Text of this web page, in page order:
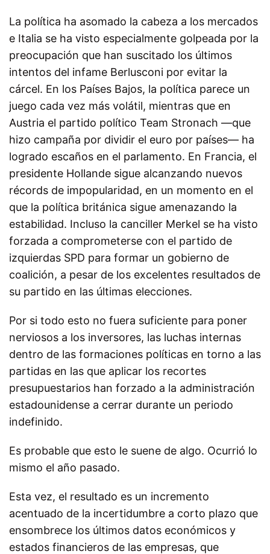
La política ha asomado la cabeza a los mercados
e Italia se ha visto especialmente golpeada por la
preocupación que han suscitado los últimos
intentos del infame Berlusconi por evitar la
cárcel. En los Países Bajos, la política parece un
juego cada vez más volátil, mientras que en
Austria el partido político Team Stronach —que
hizo campaña por dividir el euro por países— ha
logrado escaños en el parlamento. En Francia, el
presidente Hollande sigue alcanzando nuevos
récords de impopularidad, en un momento en el
que la política británica sigue amenazando la
estabilidad. Incluso la canciller Merkel se ha visto
forzada a comprometerse con el partido de
izquierdas SPD para formar un gobierno de
coalición, a pesar de los excelentes resultados de
su partido en las últimas elecciones.
Por si todo esto no fuera suficiente para poner
nerviosos a los inversores, las luchas internas
dentro de las formaciones políticas en torno a las
partidas en las que aplicar los recortes
presupuestarios han forzado a la administración
estadounidense a cerrar durante un periodo
indefinido.
Es probable que esto le suene de algo. Ocurrió lo
mismo el año pasado.
Esta vez, el resultado es un incremento
acentuado de la incertidumbre a corto plazo que
ensombrece los últimos datos económicos y
estados financieros de las empresas, que